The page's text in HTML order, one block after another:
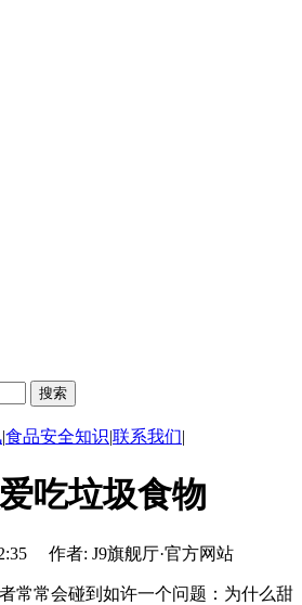
|食品安全知识|联系我们|
吃垃圾食物
作者: J9旗舰厅·官方网站
常会碰到如许一个问题：为什么甜